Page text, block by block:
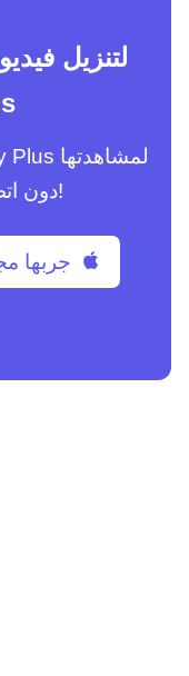
دون اتصال بالإنترنت بسهولة!
جربها